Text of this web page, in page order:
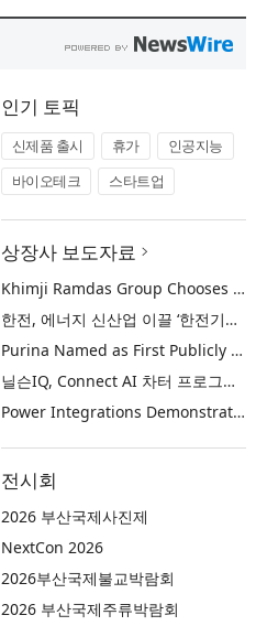
인기 토픽
신제품 출시 휴가
인공지능
바이오테크
스타트업
상장사 보도자료
Khimji Ramdas Group Chooses Rimini Street to Reduce SAP Support Costs, Protect 700+ Customizations and Reinvest Savings in Innovation
한전, 에너지 신산업 이끌 ‘한전기술지주’ 공식 출범
Purina Named as First Publicly Announced NIQ ConnectAI Charter Client
닐슨IQ, Connect AI 차터 프로그램 최초 고객사 ‘퓨리나’ 선정
Power Integrations Demonstrates World’s First 2200 V GaN Technology for Next-Era High-Voltage Power Systems
전시회
2026 부산국제사진제
NextCon 2026
2026부산국제불교박람회
2026 부산국제주류박람회